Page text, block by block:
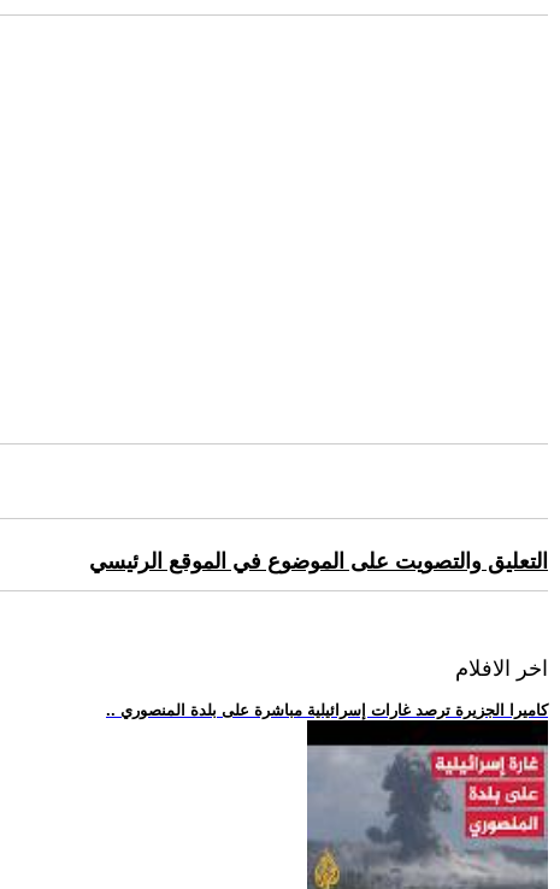
التعليق والتصويت على الموضوع في الموقع الرئيسي
اخر الافلام
.. كاميرا الجزيرة ترصد غارات إسرائيلية مباشرة على بلدة المنصوري